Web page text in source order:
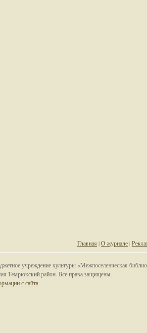
Главная |О журнале|
учреждение культуры «Межпоселенческая
Темрюкский район. Все права защищены.
с сайта